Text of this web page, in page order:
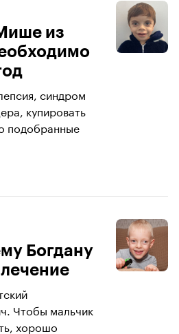
из
синдром
купировать
подобранные
Богдану
Чтобы мальчик
хорошо